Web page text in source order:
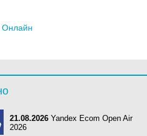
21.08.2026 Yandex Ecom Open Air
2026